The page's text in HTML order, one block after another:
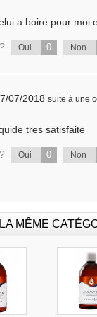
a boire pour moi
Oui 0 Non
07/2018 suite à une
tres satisfaite
Oui 0 Non
MÊME